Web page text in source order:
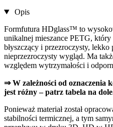
Opis
Formfutura HDglass™ to
unikalnej mieszance PETG,
błyszczący i przezroczysty, lekko
nieprzezroczysty wygląd. Ma
względem wytrzymałości i
⇒ W zależności od oznaczenia
jest różny – patrz tabela na
Ponieważ materiał został
stabilności termicznej, a tym